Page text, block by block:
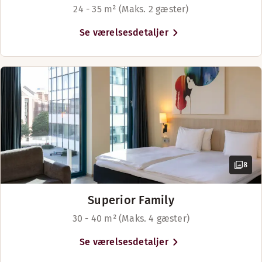
24 - 35 m² (Maks. 2 gæster)
Se værelsesdetaljer
8
Superior Family
30 - 40 m² (Maks. 4 gæster)
Se værelsesdetaljer
Sengemuligheder
King-size seng (160–200 cm)
Vis mere
Sengemuligheder
Med forbehold for tilgængelighed
Senge til 3 gæster